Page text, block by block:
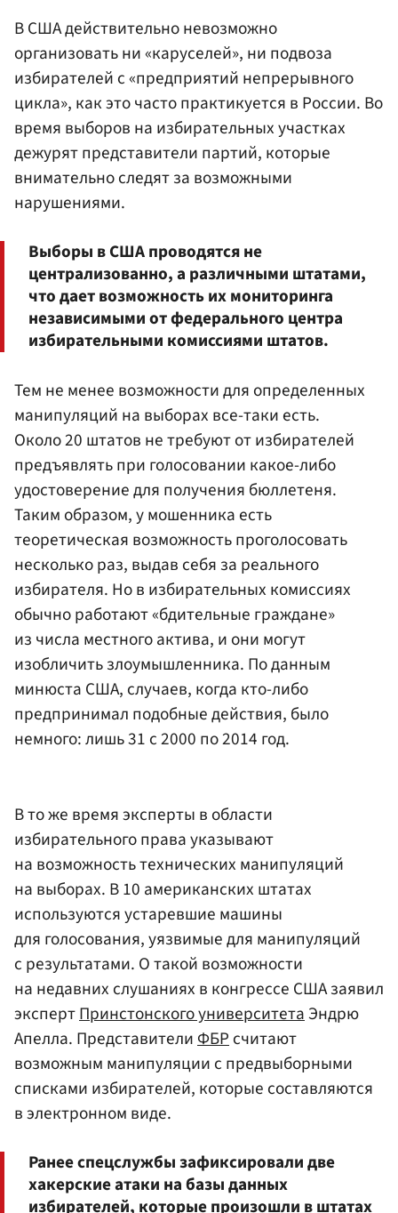
В США действительно невозможно
организовать ни «каруселей», ни подвоза
избирателей с «предприятий непрерывного
цикла», как это часто практикуется в России. Во
время выборов на избирательных участках
дежурят представители партий, которые
внимательно следят за возможными
нарушениями.
Выборы в США проводятся не
централизованно, а различными штатами,
что дает возможность их мониторинга
независимыми от федерального центра
избирательными комиссиями штатов.
Тем не менее возможности для определенных
манипуляций на выборах все-таки есть.
Около 20 штатов не требуют от избирателей
предъявлять при голосовании какое-либо
удостоверение для получения бюллетеня.
Таким образом, у мошенника есть
теоретическая возможность проголосовать
несколько раз, выдав себя за реального
избирателя. Но в избирательных комиссиях
обычно работают «бдительные граждане»
из числа местного актива, и они могут
изобличить злоумышленника. По данным
минюста США, случаев, когда кто-либо
предпринимал подобные действия, было
немного: лишь 31 с 2000 по 2014 год.
В то же время эксперты в области
избирательного права указывают
на возможность технических манипуляций
на выборах. В 10 американских штатах
используются устаревшие машины
для голосования, уязвимые для манипуляций
с результатами. О такой возможности
на недавних слушаниях в конгрессе США заявил
экспертПринстонского университетаЭндрю
Апелла. ПредставителиФБРсчитают
возможным манипуляции с предвыборными
списками избирателей, которые составляются
в электронном виде.
Ранее спецслужбы зафиксировали две
хакерские атаки на базы данных
избирателей, которые произошли в штатах